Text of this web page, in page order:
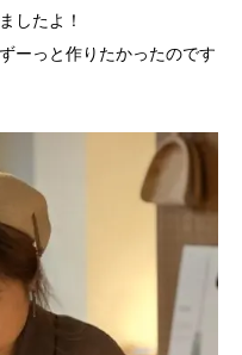
したよ！
ーっと作りたかったのです